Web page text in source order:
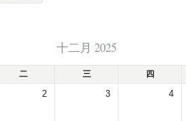
十二月 2025
二 三 四
2 3 4